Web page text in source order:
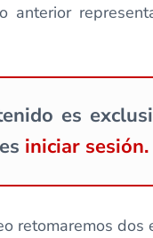
anterior
es
iniciar sesión.
retomaremos